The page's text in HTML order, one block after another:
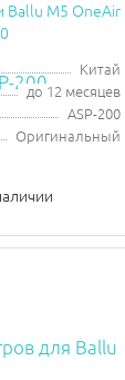
Ballu M5 OneAir
Китай
до 12 месяцев
ASP-200
Оригинальный